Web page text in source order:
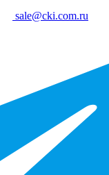
sale@cki.com.ru